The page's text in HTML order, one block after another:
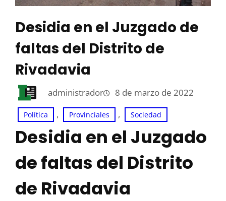
Desidia en el Juzgado de
faltas del Distrito de
Rivadavia
administrador 8 de marzo de 2022
Política , Provinciales , Sociedad
Desidia en el Juzgado
de faltas del Distrito
de Rivadavia